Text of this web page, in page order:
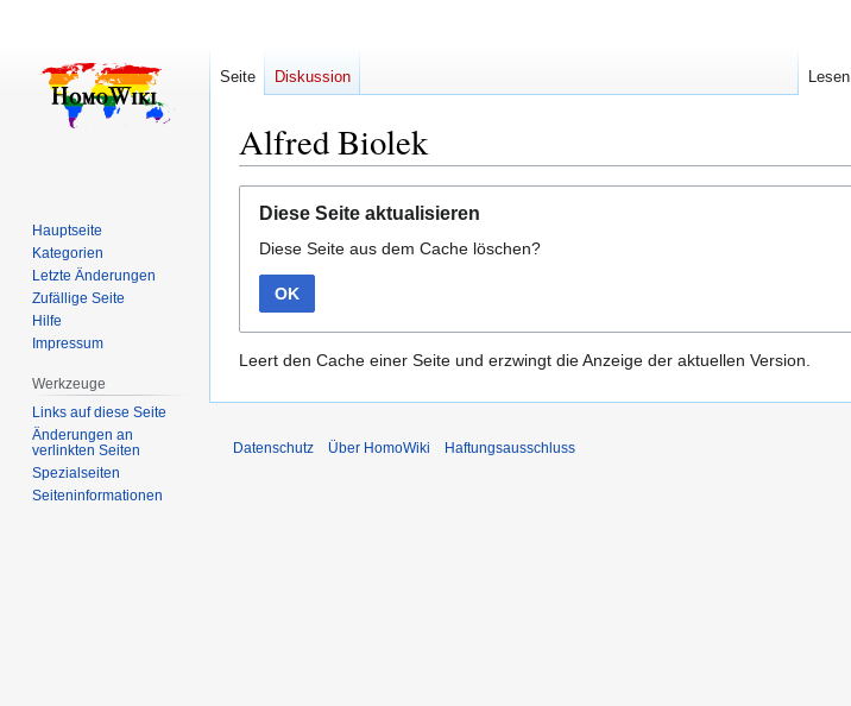
Alfred Biolek
Navigation
springen
Suche
springen
Diese Seite aktualisieren
Diese Seite aus dem Cache löschen?
OK
Leert den Cache einer Seite und erzwingt die Anzeige der aktuellen Version.
Seite Diskussion Lesen
Hauptseite
Kategorien
Letzte Änderungen
Zufällige Seite
Hilfe
Impressum
Werkzeuge
Links auf diese Seite
Änderungen an
verlinkten Seiten
Spezialseiten
Seiten­­informationen
Datenschutz Über HomoWiki Haftungsausschluss